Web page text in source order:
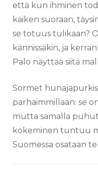
että kun ihminen
kaiken suoraan,
se totuus tulikaan?
kännissäkin, ja
Palo näyttää siitä
Sormet
parhaimmillaan: se
mutta samalla
kokeminen tuntuu
Suomessa osataan